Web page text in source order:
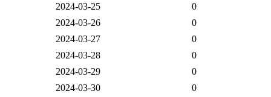
2024-03-25
0
2024-03-26
0
2024-03-27
0
2024-03-28
0
2024-03-29
0
2024-03-30
0